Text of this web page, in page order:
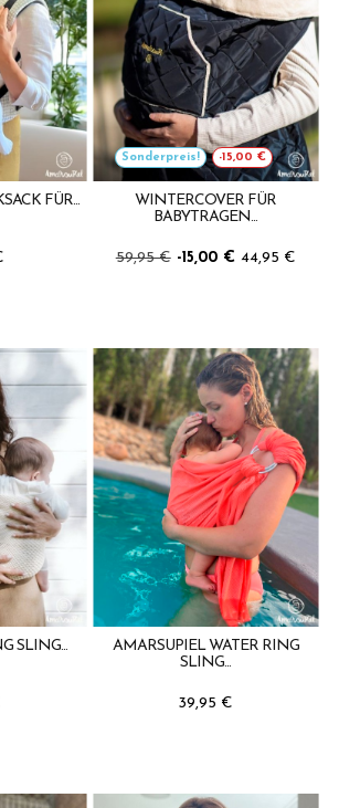
FÜR...
Sonderpreis! -15,00 €
WINTERCOVER FÜR
BABYTRAGEN...
59,95 € -15,00 € 44,95 €
SLING...
AMARSUPIEL WATER RING
SLING...
39,95 €